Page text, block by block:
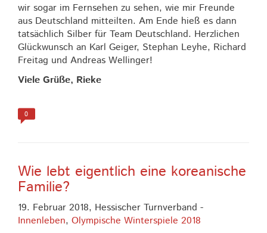
wir sogar im Fernsehen zu sehen, wie mir Freunde
aus Deutschland mitteilten. Am Ende hieß es dann
tatsächlich Silber für Team Deutschland. Herzlichen
Glückwunsch an Karl Geiger, Stephan Leyhe, Richard
Freitag und Andreas Wellinger!
Viele Grüße, Rieke
0
Wie lebt eigentlich eine koreanische
Familie?
19. Februar 2018, Hessischer Turnverband -
Innenleben, Olympische Winterspiele 2018